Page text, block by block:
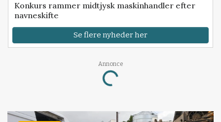
Konkurs rammer midtjysk maskinhandler efter
navneskifte
Se flere nyheder her
Annonce
Loading...